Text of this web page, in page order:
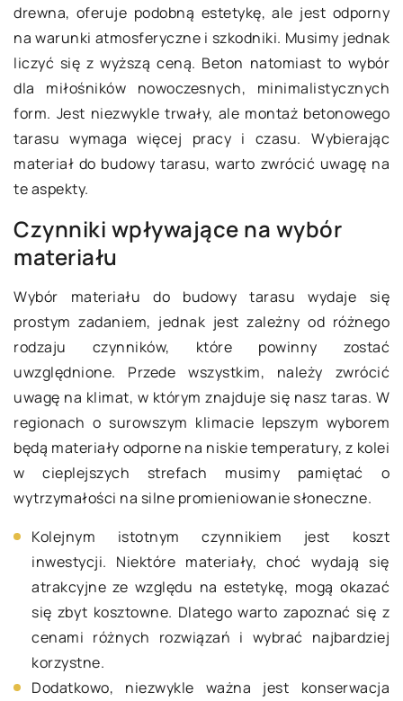
drewna, oferuje podobną estetykę, ale jest odporny
na warunki atmosferyczne i szkodniki. Musimy jednak
liczyć się z wyższą ceną. Beton natomiast to wybór
dla miłośników nowoczesnych, minimalistycznych
form. Jest niezwykle trwały, ale montaż betonowego
tarasu wymaga więcej pracy i czasu. Wybierając
materiał do budowy tarasu, warto zwrócić uwagę na
te aspekty.
Czynniki wpływające na wybór
materiału
Wybór materiału do budowy tarasu wydaje się
prostym zadaniem, jednak jest zależny od różnego
rodzaju czynników, które powinny zostać
uwzględnione. Przede wszystkim, należy zwrócić
uwagę na klimat, w którym znajduje się nasz taras. W
regionach o surowszym klimacie lepszym wyborem
będą materiały odporne na niskie temperatury, z kolei
w cieplejszych strefach musimy pamiętać o
wytrzymałości na silne promieniowanie słoneczne.
Kolejnym istotnym czynnikiem jest koszt
inwestycji. Niektóre materiały, choć wydają się
atrakcyjne ze względu na estetykę, mogą okazać
się zbyt kosztowne. Dlatego warto zapoznać się z
cenami różnych rozwiązań i wybrać najbardziej
korzystne.
Dodatkowo, niezwykle ważna jest konserwacja